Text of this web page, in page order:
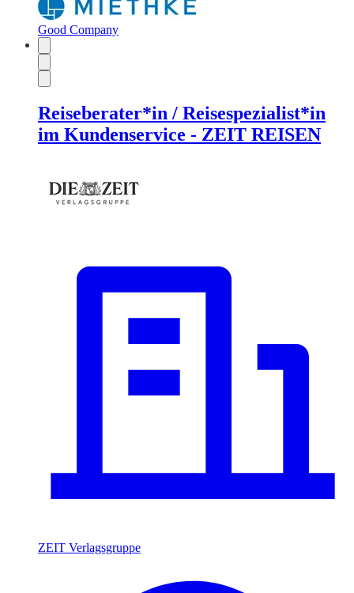
Good Company
Reiseberater*in / Reisespezialist*in
im Kundenservice - ZEIT REISEN
ZEIT Verlagsgruppe